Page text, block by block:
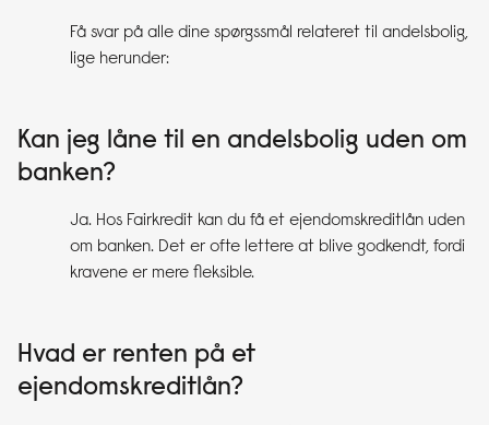
Få svar på alle dine spørgssmål relateret til andelsbolig,
lige herunder:
Kan jeg låne til en andelsbolig uden om
banken?
Ja. Hos Fairkredit kan du få et ejendomskreditlån uden
om banken. Det er ofte lettere at blive godkendt, fordi
kravene er mere fleksible.
Hvad er renten på et
ejendomskreditlån?